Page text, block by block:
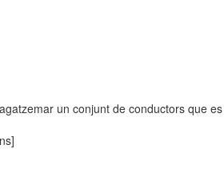
un conjunt de conductors que